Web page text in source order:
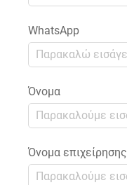
WhatsApp
Όνομα
Όνομα επιχείρησης